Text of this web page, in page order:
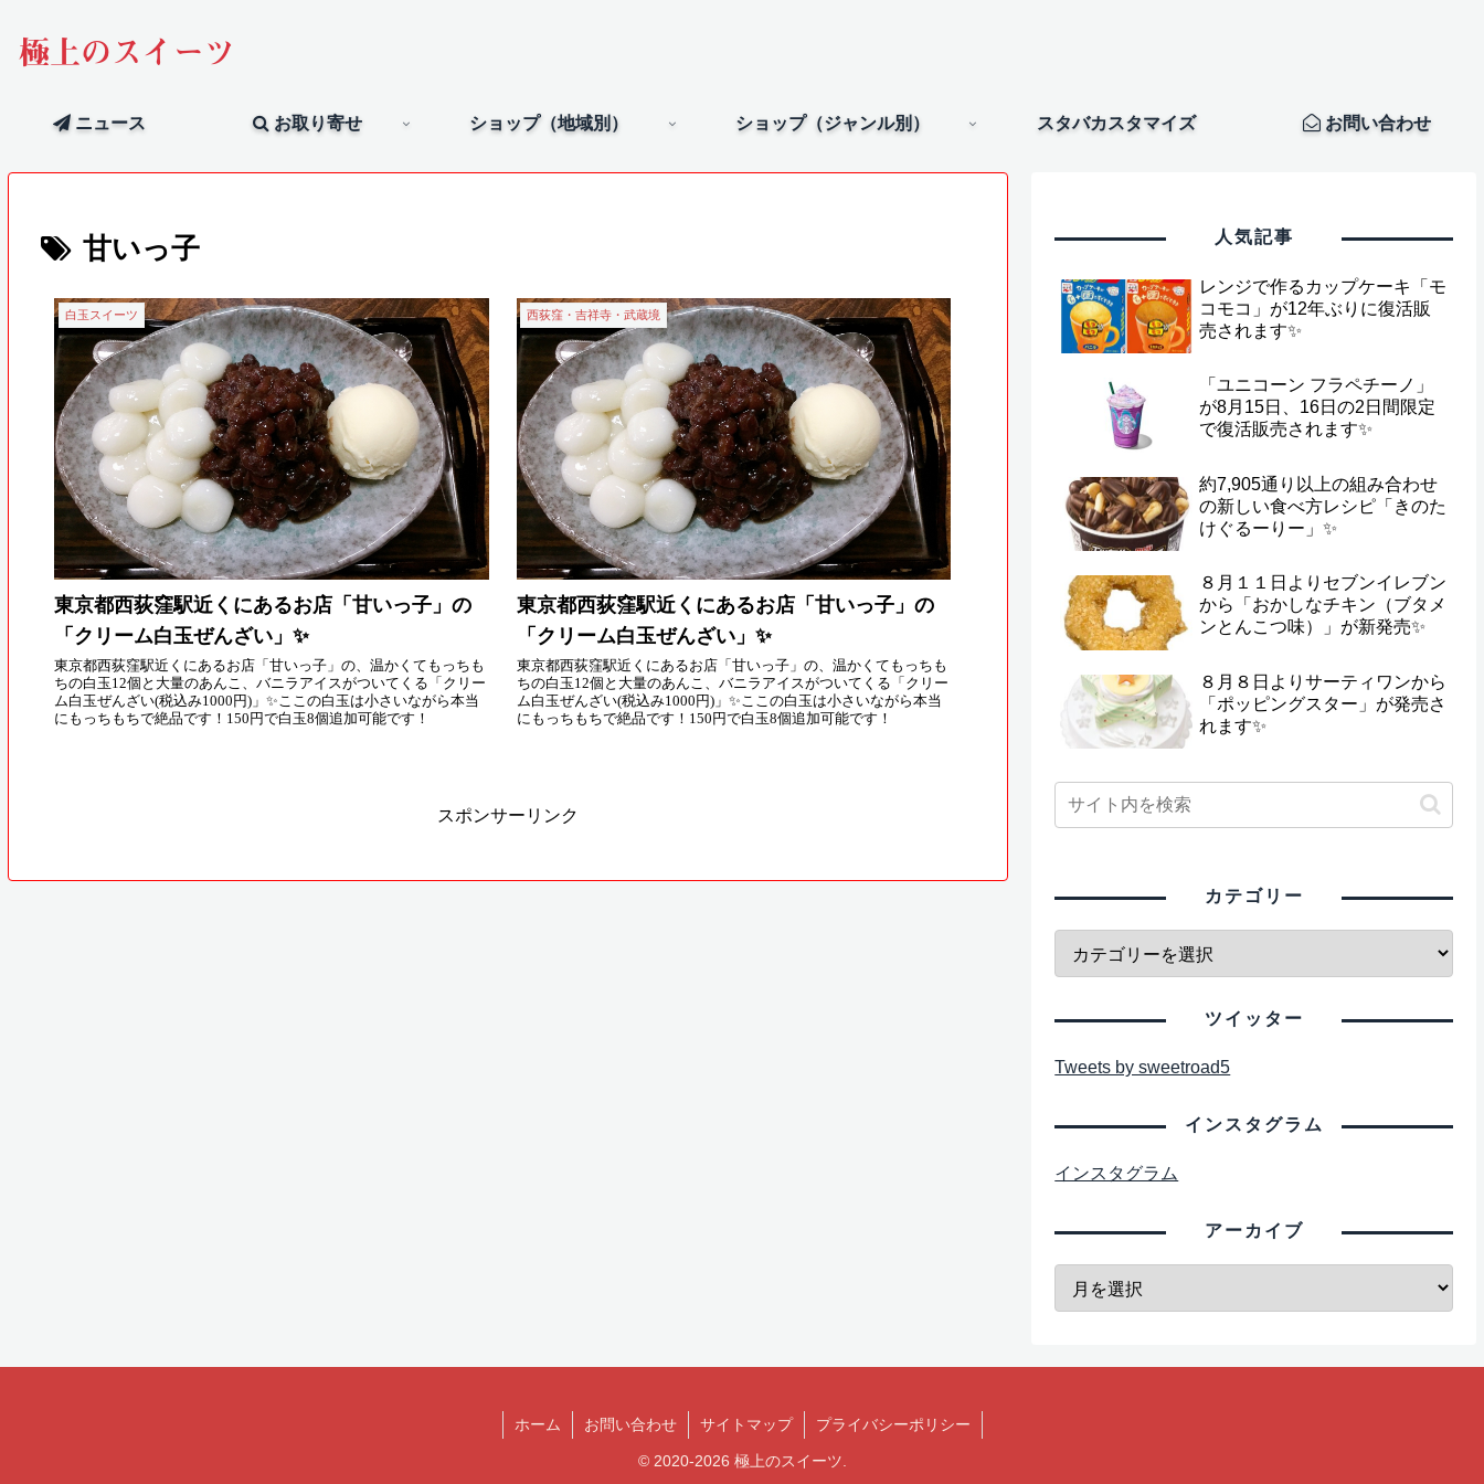
極上のスイーツ
ニュース お取り寄せ ショップ（地域別） ショップ（ジャンル別） スタバカスタマイズ お問い合わせ
甘いっ子
白玉スイーツ
東京都西荻窪駅近くにあるお店「甘いっ子」の
「クリーム白玉ぜんざい」✨
東京都西荻窪駅近くにあるお店「甘いっ子」の、温かくてもっちも
ちの白玉12個と大量のあんこ、バニラアイスがついてくる「クリー
ム白玉ぜんざい(税込み1000円)」✨ここの白玉は小さいながら本当
にもっちもちで絶品です！150円で白玉8個追加可能です！
西荻窪・吉祥寺・武蔵境
東京都西荻窪駅近くにあるお店「甘いっ子」の
「クリーム白玉ぜんざい」✨
東京都西荻窪駅近くにあるお店「甘いっ子」の、温かくてもっちも
ちの白玉12個と大量のあんこ、バニラアイスがついてくる「クリー
ム白玉ぜんざい(税込み1000円)」✨ここの白玉は小さいながら本当
にもっちもちで絶品です！150円で白玉8個追加可能です！
スポンサーリンク
人気記事
レンジで作るカップケーキ「モ
コモコ」が12年ぶりに復活販
売されます✨
「ユニコーン フラペチーノ」
が8月15日、16日の2日間限定
で復活販売されます✨
約7,905通り以上の組み合わせ
の新しい食べ方レシピ「きのた
けぐるーりー」✨
８月１１日よりセブンイレブン
から「おかしなチキン（ブタメ
ンとんこつ味）」が新発売✨
８月８日よりサーティワンから
「ポッピングスター」が発売さ
れます✨
カテゴリー
ツイッター
Tweets by sweetroad5
インスタグラム
インスタグラム
アーカイブ
ホーム お問い合わせ サイトマップ プライバシーポリシー
© 2020-2026 極上のスイーツ.